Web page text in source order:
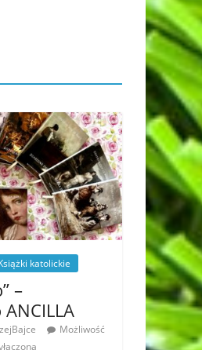
katolickie
–
Możliwość